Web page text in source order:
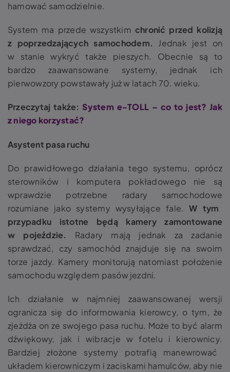
hamować samodzielnie.
System ma przede wszystkim chronić przed kolizją
z poprzedzających samochodem.
Jednak jest on
w stanie wykryć także pieszych. Obecnie są to
bardzo zaawansowane systemy, jednak ich
pierwowzory powstawały już w latach 70. wieku.
Przeczytaj także: System e-TOLL – co to jest? Jak
z niego korzystać?
Asystent pasa ruchu
Do prawidłowego działania tego systemu, oprócz
sterowników i komputera pokładowego nie są
wprawdzie potrzebne radary samochodowe
rozumiane jako systemy wysyłające fale.W tym
przypadku istotne będą kamery zamontowane
w pojeździe.
Radary mają jednak za zadanie
sprawdzać, czy samochód znajduje się na swoim
torze jazdy. Kamery monitorują natomiast położenie
samochodu względem pasów jezdni.
Ich działanie w najmniej zaawansowanej wersji
ogranicza się do informowania kierowcy, o tym, że
zjeżdża on ze swojego pasa ruchu. Może to być alarm
dźwiękowy, jak i wibracje w fotelu i kierownicy.
Bardziej złożone systemy potrafią manewrować
układem kierowniczym i zaciskami hamulców, aby nie